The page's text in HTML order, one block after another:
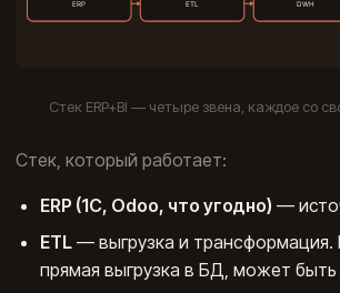
Стек ERP+BI — четыре звена, каждое со
Стек, который работает:
ERP (1С, Odoo, что угодно) —
ETL — выгрузка и
прямая выгрузка в БД, может быть